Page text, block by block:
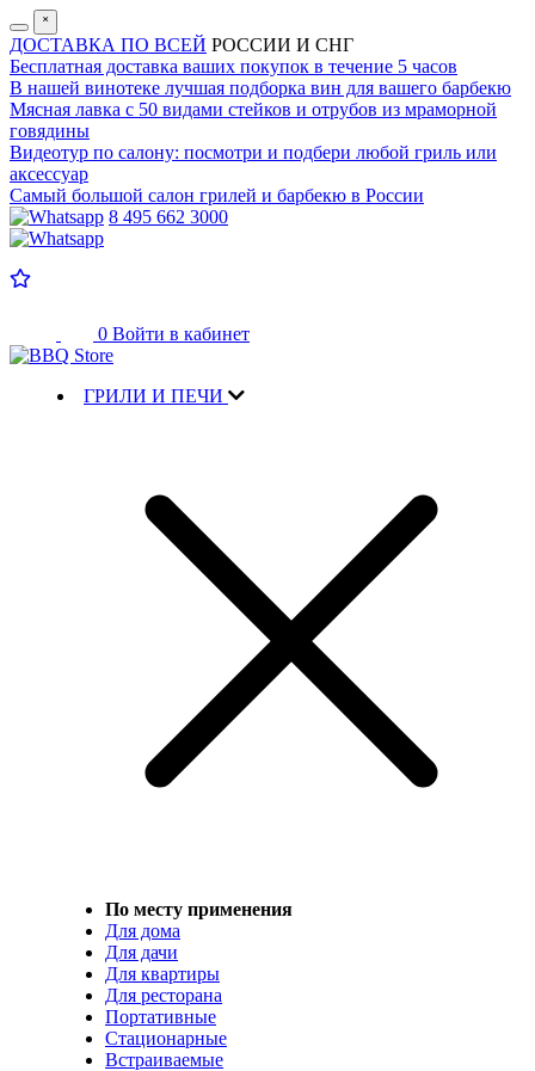
˟
ДОСТАВКА ПО ВСЕЙ РОССИИ И СНГ
Бесплатная доставка ваших покупок в течение 5 часов
В нашей винотеке лучшая подборка вин для вашего барбекю
Мясная лавка с 50 видами стейков и отрубов из мраморной
говядины
Видеотур по салону: посмотри и подбери любой гриль или
аксессуар
Самый большой салон грилей и барбекю в России
8 495 662 3000
0 Войти в кабинет
ГРИЛИ И ПЕЧИ
По месту применения
Для дома
Для дачи
Для квартиры
Для ресторана
Портативные
Стационарные
Встраиваемые